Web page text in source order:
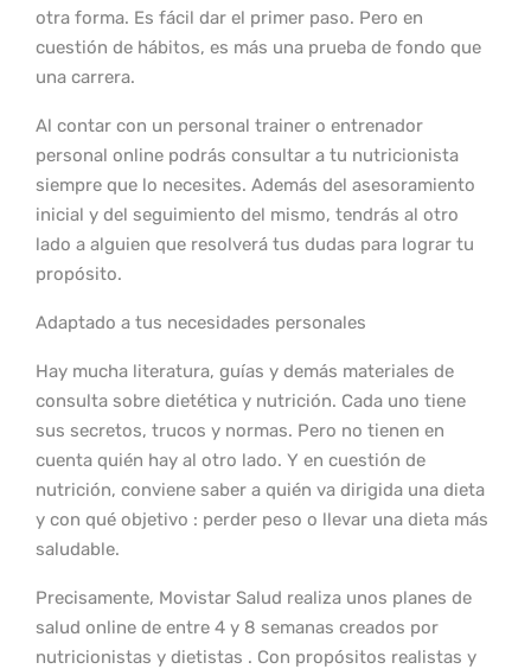
otra forma. Es fácil dar el primer paso. Pero en
cuestión de hábitos, es más una prueba de fondo que
una carrera.
Al contar con un personal trainer o entrenador
personal online podrás consultar a tu nutricionista
siempre que lo necesites. Además del asesoramiento
inicial y del seguimiento del mismo, tendrás al otro
lado a alguien que resolverá tus dudas para lograr tu
propósito.
Adaptado a tus necesidades personales
Hay mucha literatura, guías y demás materiales de
consulta sobre dietética y nutrición. Cada uno tiene
sus secretos, trucos y normas. Pero no tienen en
cuenta quién hay al otro lado. Y en cuestión de
nutrición, conviene saber a quién va dirigida una dieta
y con qué objetivo : perder peso o llevar una dieta más
saludable.
Precisamente, Movistar Salud realiza unos planes de
salud online de entre 4 y 8 semanas creados por
nutricionistas y dietistas . Con propósitos realistas y